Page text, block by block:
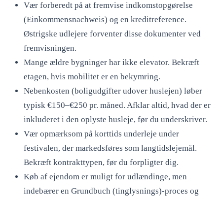
Vær forberedt på at fremvise indkomstopgørelse
(Einkommensnachweis) og en kreditreference.
Østrigske udlejere forventer disse dokumenter ved
fremvisningen.
Mange ældre bygninger har ikke elevator. Bekræft
etagen, hvis mobilitet er en bekymring.
Nebenkosten (boligudgifter udover huslejen) løber
typisk €150–€250 pr. måned. Afklar altid, hvad der er
inkluderet i den oplyste husleje, før du underskriver.
Vær opmærksom på korttids underleje under
festivalen, der markedsføres som langtidslejemål.
Bekræft kontrakttypen, før du forpligter dig.
Køb af ejendom er muligt for udlændinge, men
indebærer en Grundbuch (tinglysnings)-proces og